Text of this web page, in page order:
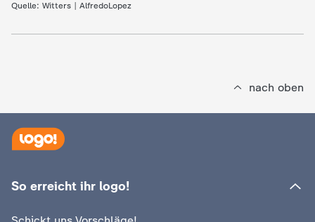
Quelle: Witters | AlfredoLopez
nach oben
So erreicht ihr logo!